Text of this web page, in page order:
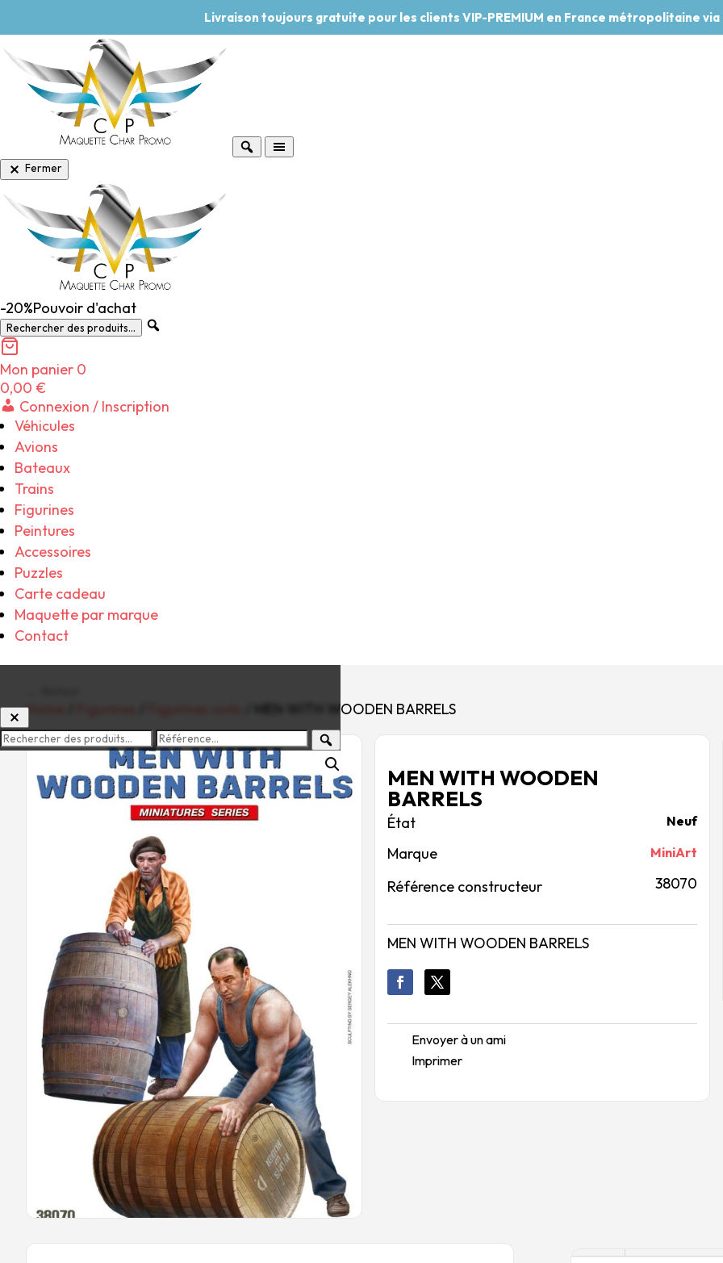
Livraison toujours gratuite pour les clients VIP-PREMIUM en France métropolitaine via
Fermer
-20%Pouvoir d'achat
Rechercher des produits...
Mon panier 0
0,00 €
Connexion / Inscription
Véhicules
Avions
Bateaux
Trains
Figurines
Peintures
Accessoires
Puzzles
Carte cadeau
Maquette par marque
Contact
Home / MEN WITH WOODEN BARRELS
MEN WITH WOODEN
BARRELS
Neuf
Marque MiniArt
Référence constructeur 38070
MEN WITH WOODEN BARRELS
Envoyer à un ami
Imprimer